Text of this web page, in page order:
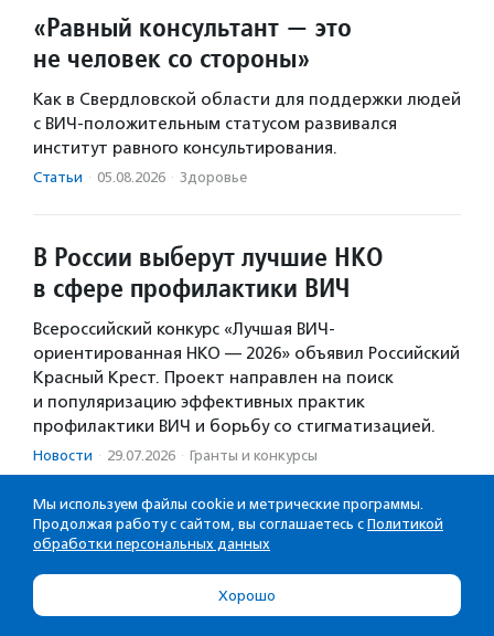
«Равный консультант — это
не человек со стороны»
Как в Свердловской области для поддержки людей
с ВИЧ-положительным статусом развивался
институт равного консультирования.
Статьи · 05.08.2026 · Здоровье
В России выберут лучшие НКО
в сфере профилактики ВИЧ
Всероссийский конкурс «Лучшая ВИЧ-
ориентированная НКО — 2026» объявил Российский
Красный Крест. Проект направлен на поиск
и популяризацию эффективных практик
профилактики ВИЧ и борьбу со стигматизацией.
Новости · 29.07.2026 · Гранты и конкурсы
В Тюмени прошел уличный мастер-
класс для пожилых людей
В середине лета тюменский центр «Забота» начал
Мы используем файлы cookie и метрические программы.
Продолжая работу с сайтом, вы соглашаетесь с Политикой
обработки персональных данных
Хорошо